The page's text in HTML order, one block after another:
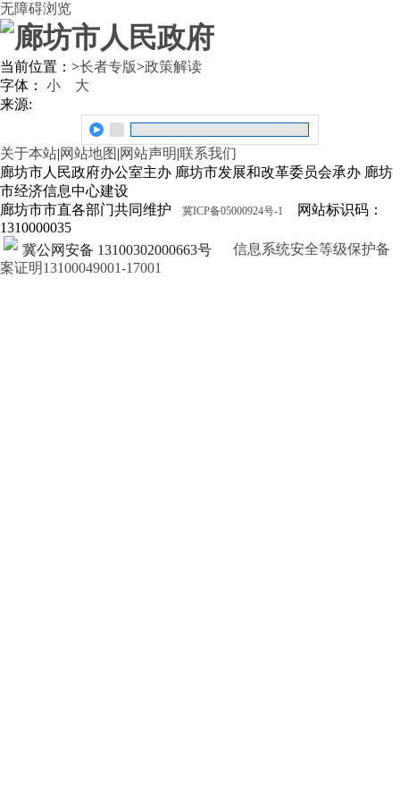
无障碍浏览
当前位置： >长者专版>政策解读
字体： 小
大
来源:
关于本站|网站地图 |网站声明|联系我们
廊坊市人民政府办公室主办 廊坊市发展和改革委员会承办 廊坊
市经济信息中心建设
廊坊市市直各部门共同维护
冀ICP备05000924号-1
网站标识码：
1310000035
冀公网安备 13100302000663号
信息系统安全等级保护备
案证明13100049001-17001